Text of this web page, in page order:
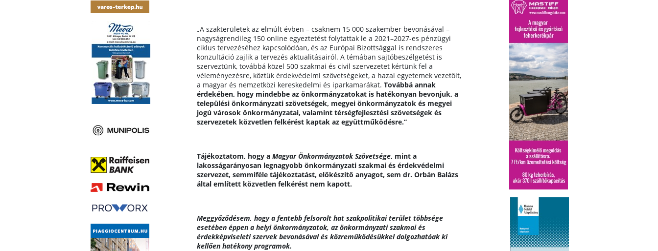
„A szakterületek az elmúlt évben – csaknem 15 000 szakember bevonásával –
nagyságrendileg 150 online egyeztetést folytattak le a 2021–2027-es pénzügyi
ciklus tervezéséhez kapcsolódóan, és az Európai Bizottsággal is rendszeres
konzultáció zajlik a tervezés aktualitásairól. A témában sajtóbeszélgetést is
szerveztünk, továbbá közel 500 szakmai és civil szervezetet kértünk fel a
véleményezésre, köztük érdekvédelmi szövetségeket, a hazai egyetemek vezetőit,
a magyar és nemzetközi kereskedelmi és iparkamarákat. Továbbá annak
érdekében, hogy mindebbe az önkormányzatokat is hatékonyan bevonjuk, a
települési önkormányzati szövetségek, megyei önkormányzatok és megyei
jogú városok önkormányzatai, valamint térségfejlesztési szövetségek és
szervezetek közvetlen felkérést kaptak az együttműködésre.”
Tájékoztatom, hogy a Magyar Önkormányzatok Szövetsége, mint a
lakosságarányosan legnagyobb önkormányzati szakmai és érdekvédelmi
szervezet, semmiféle tájékoztatást, előkészítő anyagot, sem dr. Orbán Balázs
által említett közvetlen felkérést nem kapott.
Meggyőződésem, hogy a fentebb felsorolt hat szakpolitikai terület többsége
esetében éppen a helyi önkormányzatok, az önkormányzati szakmai és
érdekképviseleti szervek bevonásával és közreműködésükkel dolgozhatóak ki
kellően hatékony programok.